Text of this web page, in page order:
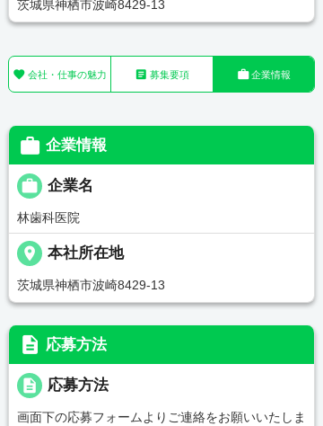
茨城県神栖市波崎8429‐13
 会社・仕事の魅力  募集要項 企業情報
 企業情報
 企業名
林歯科医院
place 本社所在地
茨城県神栖市波崎8429‐13
description 応募方法
description 応募方法
画面下の応募フォームよりご連絡をお願いいたしま